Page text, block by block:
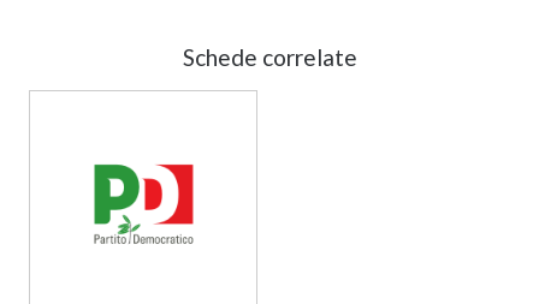
Schede correlate